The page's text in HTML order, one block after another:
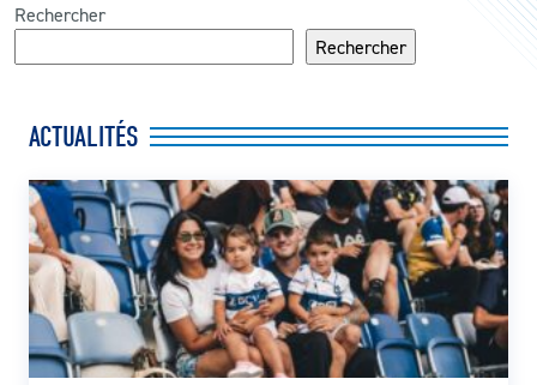
CLUB
CONTACT
ACTUALITÉS
LS E-SHOP
Rechercher
Rechercher
ACTUALITÉS